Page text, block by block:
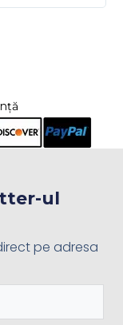
ul
pe adresa